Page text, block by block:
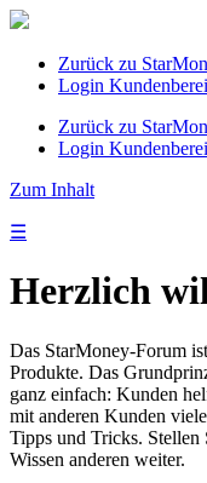
Zurück zu
Login
Zurück zu
Login
Zum Inhalt
☰
Herzlich
Das StarMoney-Forum
Produkte. Das
ganz einfach: Kunden
mit anderen Kunden
Tipps und Tricks. Stellen
Wissen anderen weiter.